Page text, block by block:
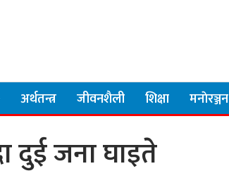
अर्थतन्त्र जीवनशैली शिक्षा मनाेरञ्जन
दुई जना घाइते